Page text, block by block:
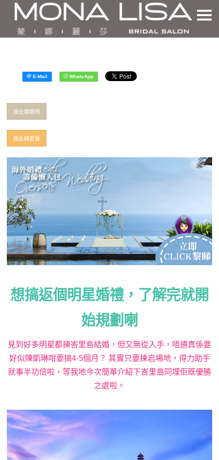
按此睇靚相
按此睇套餐
想搞返個明星婚禮，了解完就開
始規劃喇
見到好多明星都揀峇里島結婚，但又無從入手，唔通真係要
好似陳凱琳咁要搞4-5個月？ 其實只要揀岩場地，得力助手
就事半功倍啦，等我地今次簡單介紹下峇里島同埋佢既優勝
之處啦。